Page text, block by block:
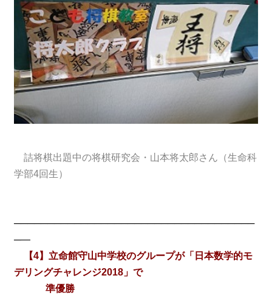
詰将棋出題中の将棋研究会・山本将太郎さん（生命科
学部4回生）
────────────────────────────────────
─―
【4】立命館守山中学校のグループが「日本数学的モ
デリングチャレンジ2018」で
準優勝